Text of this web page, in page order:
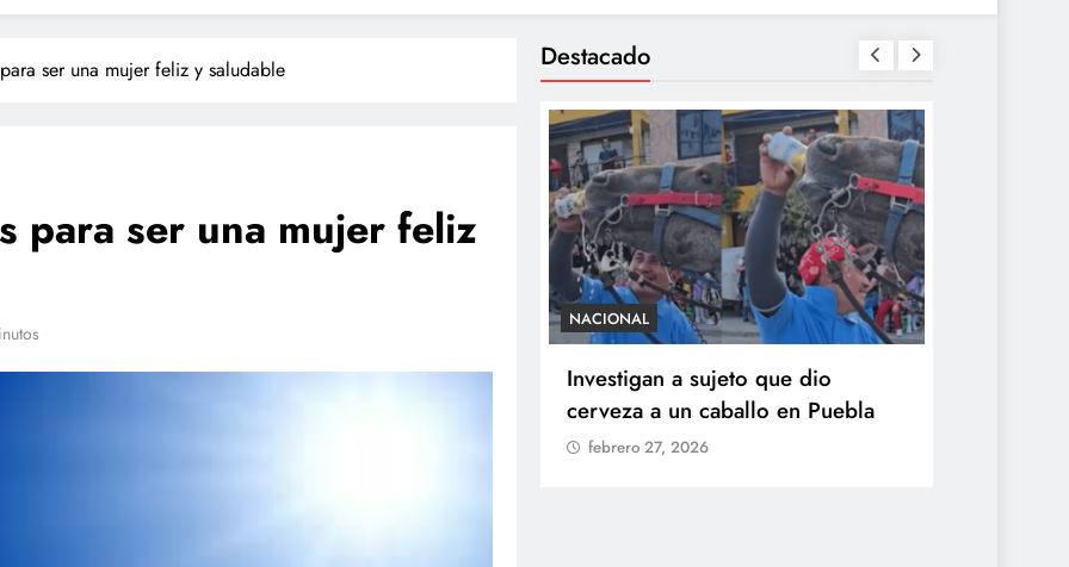
ser una mujer feliz y saludable
para ser una mujer feliz
Destacado
Agentes IA hackean empresas
NACIONAL
Investigan a sujeto que dio
cerveza a un caballo en Puebla
febrero 27, 2026